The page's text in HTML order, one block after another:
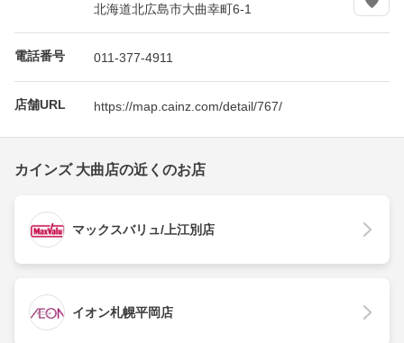
北海道北広島市大曲幸町6-1
電話番号 011-377-4911
店舗URL https://map.cainz.com/detail/767/
カインズ 大曲店の近くのお店
マックスバリュ/上江別店
イオン札幌平岡店